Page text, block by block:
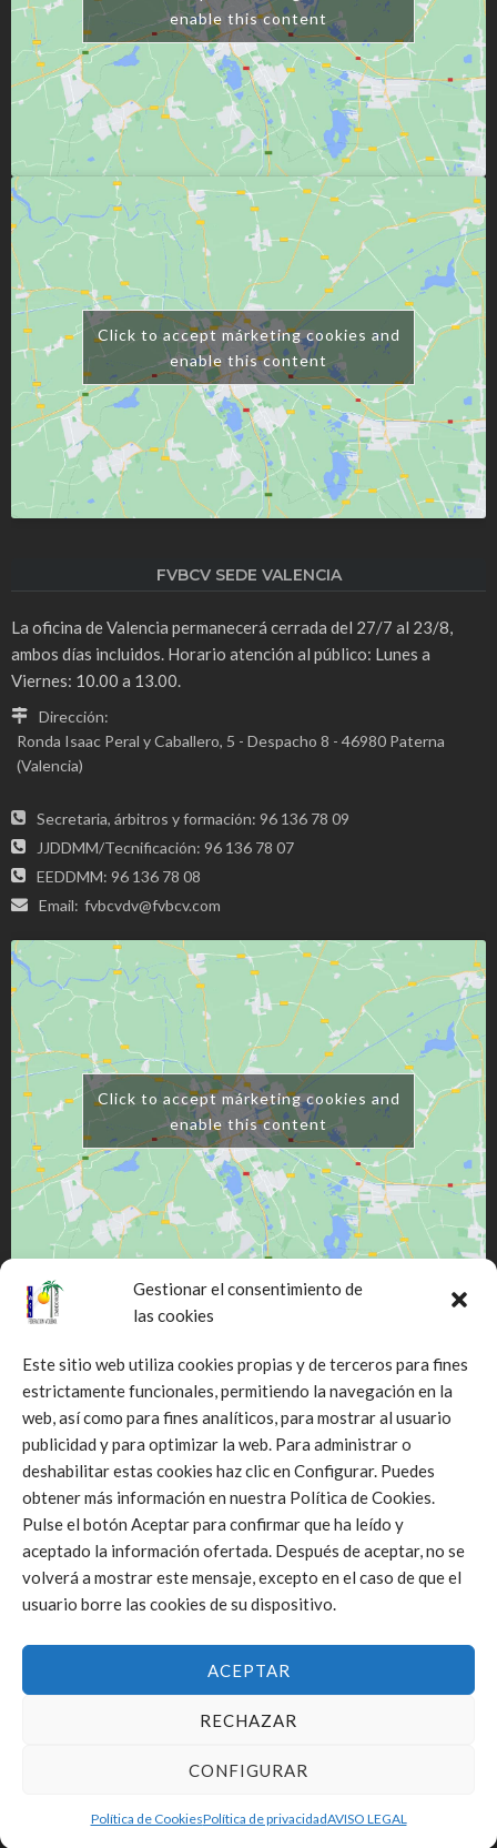
Gestionar el consentimiento de
las cookies
Este sitio web utiliza cookies propias y de terceros para fines
estrictamente funcionales, permitiendo la navegación en la
web, así como para fines analíticos, para mostrar al usuario
publicidad y para optimizar la web. Para administrar o
deshabilitar estas cookies haz clic en Configurar. Puedes
obtener más información en nuestra Política de Cookies.
Pulse el botón Aceptar para confirmar que ha leído y
aceptado la información ofertada. Después de aceptar, no se
volverá a mostrar este mensaje, excepto en el caso de que el
usuario borre las cookies de su dispositivo.
ACEPTAR
RECHAZAR
CONFIGURAR
Política de CookiesPolítica de privacidadAVISO LEGAL
enable this content
Click to accept márketing cookies and
enable this content
FVBCV SEDE VALENCIA
La oficina de Valencia permanecerá cerrada del 27/7 al 23/8,
ambos días incluidos. Horario atención al público: Lunes a
Viernes: 10.00 a 13.00.
Dirección:
Ronda Isaac Peral y Caballero, 5 - Despacho 8 - 46980 Paterna
(Valencia)
Secretaria, árbitros y formación: 96 136 78 09
JJDDMM/Tecnificación: 96 136 78 07
EEDDMM: 96 136 78 08
Email: fvbcvdv@fvbcv.com
Click to accept márketing cookies and
enable this content
Click to accept márketing cookies and
enable this content
FEDERACIÓN DE VOLEIBOL DE LA COMUNIDAD VALENCIANA © 2025